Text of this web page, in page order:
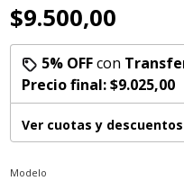
$9.500,00
5% OFFcon
Precio final:$9.025,00
Ver cuotas y descuentos
Modelo